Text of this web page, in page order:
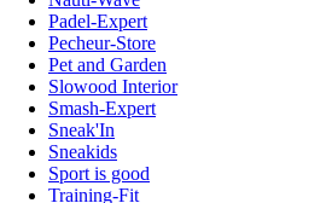
Padel-Expert
Pecheur-Store
Pet and Garden
Slowood Interior
Smash-Expert
Sneak'In
Sneakids
Sport is good
Training-Fit